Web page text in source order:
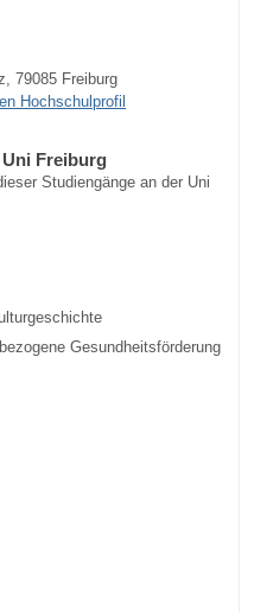
79085 Freiburg
Hochschulprofil
Freiburg
Studiengänge an der Uni
Gesundheitsförderung